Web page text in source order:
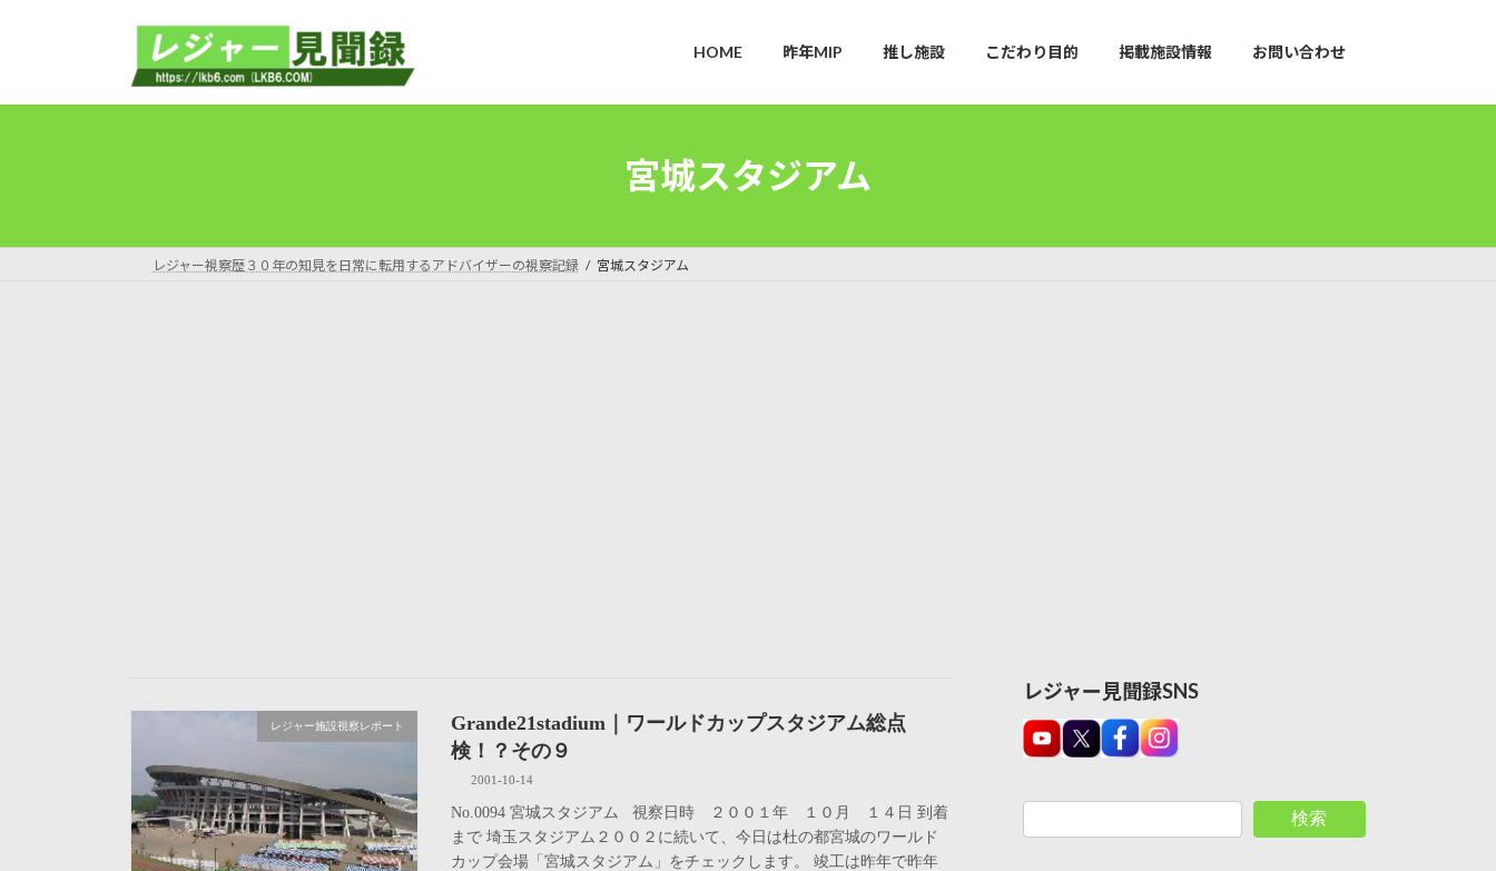
プ
動
HOME 昨年MIP 推し施設 こだわり目的 掲載施設情報 お問い合わせ
宮城スタジアム
レジャー視察歴３０年の知見を日常に転用するアドバイザーの視察記録 宮城スタジアム
レジャー施設視察レポート
Grande21stadium｜ワールドカップスタジアム総点
検！？その９
2001-10-14
No.0094 宮城スタジアム 視察日時 ２００１年 １０月 １４日 到着
まで 埼玉スタジアム２００２に続いて、今日は杜の都宮城のワールド
カップ会場「宮城スタジアム」をチェックします。 竣工は昨年で昨年
レジャー見聞録SNS
検索